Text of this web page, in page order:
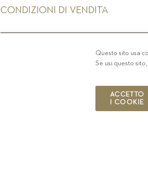
CONDIZIONI DI VENDITA
PRIVACY -
Questo sito usa
Se usi questo
ACCETTO
I COOKIE